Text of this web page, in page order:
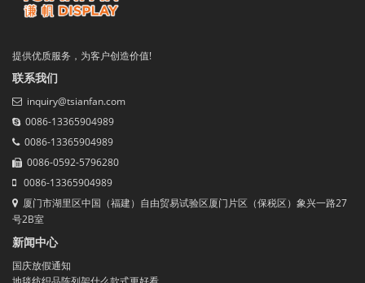
提供优质服务，为客户创造价值!
联系我们
inquiry@tsianfan.com
0086-13365904989
0086-13365904989
0086-0592-5796280
0086-13365904989
厦门市湖里区中国（福建）自由贸易试验区厦门片区（保税区）象兴一路27
号2B室
新闻中心
国庆放假通知